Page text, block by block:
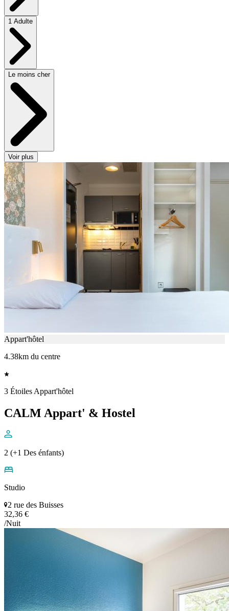
1 Adulte
Le moins cher
Voir plus
Appart'hôtel
4.38km du centre
3 Étoiles Appart'hôtel
CALM Appart' & Hostel
2 (+1 Des énfants)
Studio
2 rue des Buisses
32,36 €
/Nuit